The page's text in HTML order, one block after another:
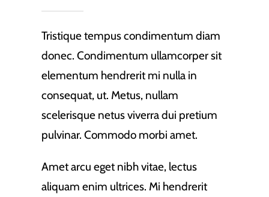
Tristique tempus condimentum diam
donec. Condimentum ullamcorper sit
elementum hendrerit mi nulla in
consequat, ut. Metus, nullam
scelerisque netus viverra dui pretium
pulvinar. Commodo morbi amet.
Amet arcu eget nibh vitae, lectus
aliquam enim ultrices. Mi hendrerit